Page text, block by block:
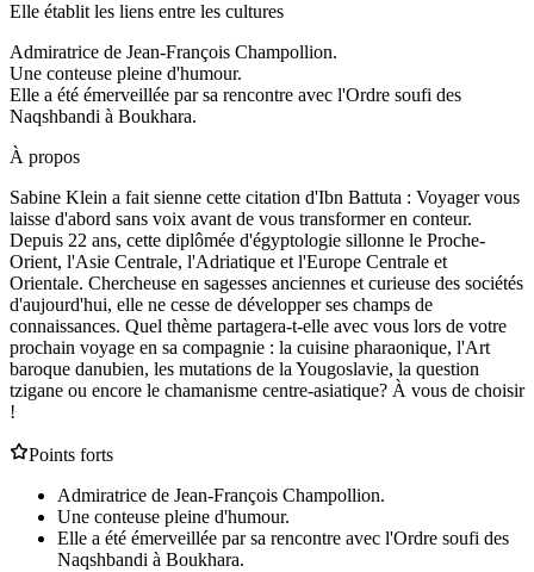
Elle établit les liens entre les cultures
Admiratrice de Jean-François Champollion.
Une conteuse pleine d'humour.
Elle a été émerveillée par sa rencontre avec l'Ordre soufi des
Naqshbandi à Boukhara.
À propos
Sabine Klein a fait sienne cette citation d'Ibn Battuta : Voyager vous
laisse d'abord sans voix avant de vous transformer en conteur.
Depuis 22 ans, cette diplômée d'égyptologie sillonne le Proche-
Orient, l'Asie Centrale, l'Adriatique et l'Europe Centrale et
Orientale. Chercheuse en sagesses anciennes et curieuse des sociétés
d'aujourd'hui, elle ne cesse de développer ses champs de
connaissances. Quel thème partagera-t-elle avec vous lors de votre
prochain voyage en sa compagnie : la cuisine pharaonique, l'Art
baroque danubien, les mutations de la Yougoslavie, la question
tzigane ou encore le chamanisme centre-asiatique? À vous de choisir
!
Points forts
Admiratrice de Jean-François Champollion.
Une conteuse pleine d'humour.
Elle a été émerveillée par sa rencontre avec l'Ordre soufi des
Naqshbandi à Boukhara.